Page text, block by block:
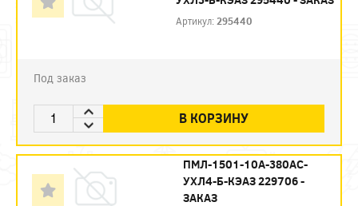
Артикул: 295440
Под заказ
В КОРЗИНУ
ПМЛ-1501-10А-380AC-
УХЛ4-Б-КЭАЗ 229706 -
ЗАКАЗ